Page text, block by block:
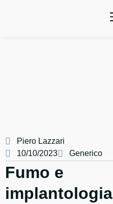
Piero Lazzari
10/10/2023
Generico
Fumo e
implantologia